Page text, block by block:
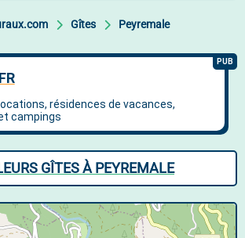
Gîtes Peyremale
GÎTES À PEYREMALE